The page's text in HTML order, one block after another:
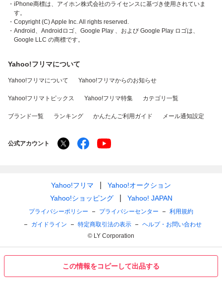
この情報をコピーして出品する
・iPhone商標は、アイホン株式会社のライセンスに基づき使用されていま
す。
・Copyright (C) Apple Inc. All rights reserved.
・Android、Androidロゴ、Google Play 、および Google Play ロゴは、
Google LLC の商標です。
Yahoo!フリマについて
Yahoo!フリマについて Yahoo!フリマからのお知らせ
Yahoo!フリマトピックス Yahoo!フリマ特集 カテゴリ一覧
ブランド一覧 ランキング かんたんご利用ガイド メール通知設定
公式アカウント
Yahoo!フリマ
Yahoo!オークション
Yahoo!ショッピング
Yahoo! JAPAN
プライバシーポリシー プライバシーセンター
利用規約
ガイドライン
特定商取引法の表示
ヘルプ・お問い合わせ
© LY Corporation